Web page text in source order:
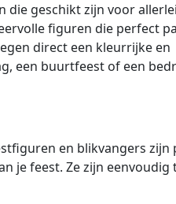
die geschikt zijn voor allerlei
figuren die perfect
direct een kleurrijke en
een buurtfeest of een
en blikvangers zijn
je feest. Ze zijn eenvoudig